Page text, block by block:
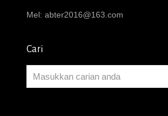
Mel: abter2016@163.com
Cari